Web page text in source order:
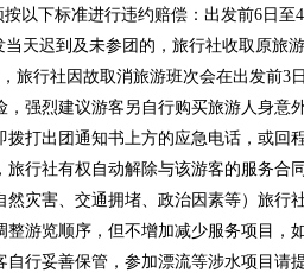
以下标准进行违约赔偿：出发前6日
当天迟到及未参团的，旅行社收取原旅
旅行社因故取消旅游班次会在出发前3
强烈建议游客另自行购买旅游人身意外
拨打出团通知书上方的应急电话，或
行社有权自动解除与该游客的服务合
然灾害、交通拥堵、政治因素等）旅
整游览顺序，但不增加减少服务项目，
自行妥善保管，参加漂流等涉水项目